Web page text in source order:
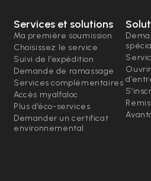
Services et solutions
Ma première soumission
Choisissez le service
Suivi de l’expédition
Demande de ramassage
Services complémentaires
Accès myalfaloc
Plus d’éco-services
Demander un certificat
environnemental